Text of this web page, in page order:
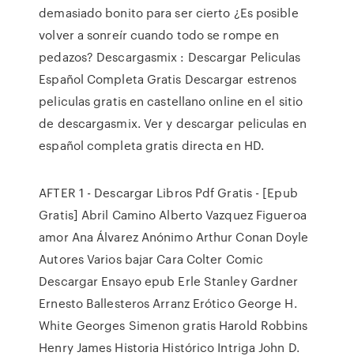
demasiado bonito para ser cierto ¿Es posible
volver a sonreír cuando todo se rompe en
pedazos? Descargasmix : Descargar Peliculas
Español Completa Gratis Descargar estrenos
peliculas gratis en castellano online en el sitio
de descargasmix. Ver y descargar peliculas en
español completa gratis directa en HD.
AFTER 1 - Descargar Libros Pdf Gratis - [Epub
Gratis] Abril Camino Alberto Vazquez Figueroa
amor Ana Álvarez Anónimo Arthur Conan Doyle
Autores Varios bajar Cara Colter Comic
Descargar Ensayo epub Erle Stanley Gardner
Ernesto Ballesteros Arranz Erótico George H.
White Georges Simenon gratis Harold Robbins
Henry James Historia Histórico Intriga John D.